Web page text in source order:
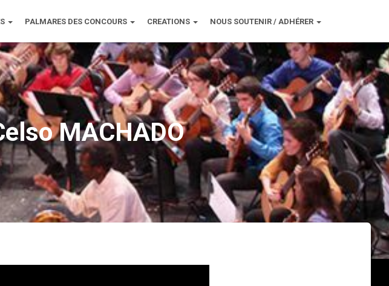
PALMARES DES CONCOURS CREATIONS NOUS SOUTENIR / ADHÉRER
MACHADO